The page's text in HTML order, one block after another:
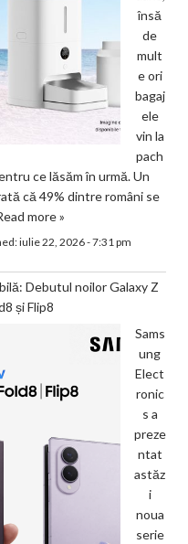
însă
de
mult
e ori
bagaj
ele
vin la
pach
ce lăsăm în urmă. Un
că 49% dintre români se
more »
iulie 22, 2026 - 7:31 pm
Debutul noilor Galaxy Z
și Flip8
Sams
ung
Elect
ronic
s a
preze
ntat
astăz
i
noua
serie